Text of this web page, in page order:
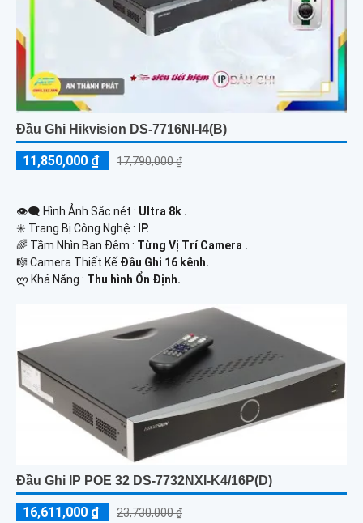
Đầu Ghi Hikvision DS-7716NI-I4(B)
11,850,000 ₫ 17,790,000 ₫
👁️‍🗨 Hình Ảnh Sắc nét : Ultra 8k .
✳️ Trang Bị Công Nghệ :
IP.
🌈 Tầm Nhìn Ban Đêm : Từng Vị Trí Camera .
🎼️ Camera Thiết Kế Đầu Ghi 16 kênh.
️ლ Khả Năng : Thu hình Ổn Định.
Đầu Ghi IP POE 32 DS-7732NXI-K4/16P(D)
16,611,000 ₫ 23,730,000 ₫